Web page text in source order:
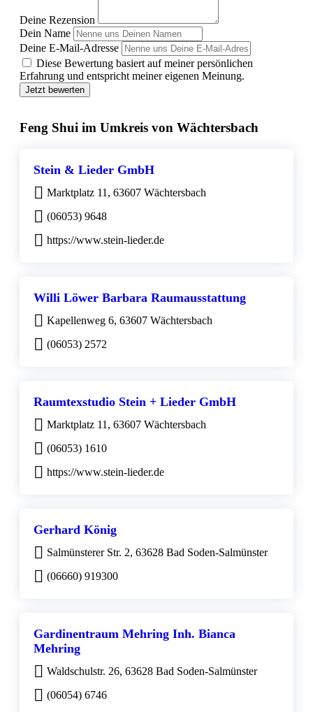
Deine Rezension
Dein Name
Deine E-Mail-Adresse
Diese Bewertung basiert auf meiner persönlichen
Erfahrung und entspricht meiner eigenen Meinung.
Jetzt bewerten
Feng Shui im Umkreis von Wächtersbach
Stein & Lieder GmbH
Marktplatz 11, 63607 Wächtersbach
(06053) 9648
https://www.stein-lieder.de
Willi Löwer Barbara Raumausstattung
Kapellenweg 6, 63607 Wächtersbach
(06053) 2572
Raumtexstudio Stein + Lieder GmbH
Marktplatz 11, 63607 Wächtersbach
(06053) 1610
https://www.stein-lieder.de
Gerhard König
Salmünsterer Str. 2, 63628 Bad Soden-Salmünster
(06660) 919300
Gardinentraum Mehring Inh. Bianca
Mehring
Waldschulstr. 26, 63628 Bad Soden-Salmünster
(06054) 6746